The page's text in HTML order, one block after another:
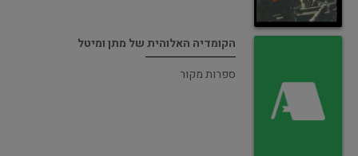
הקומדיה האלוהית של מתן ומיטל
ספרות מקור